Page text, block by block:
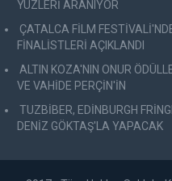
YÜZLERİ ARANIYOR
ÇATALCA FİLM
FİNALİSTLERİ AÇIKLANDI
ALTIN KOZA'NIN ONUR
VE VAHİDE PERÇİN'İN
TUZBİBER, EDİNBURGH
DENİZ GÖKTAŞ'LA YAPACAK